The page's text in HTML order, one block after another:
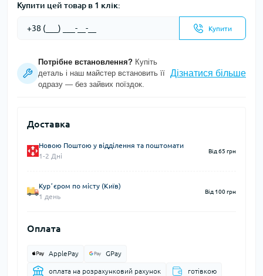
Купити цей товар в 1 клік:
Купити
Потрібне встановлення? Купіть
деталь і наш майстер встановить її
одразу — без зайвих поїздок.
Дізнатися більше
Доставка
Новою Поштою у відділення та поштомати
1-2 Дні
Від 65 грн
Курʼєром по місту (Київ)
1 день
Від 100 грн
Оплата
ApplePay GPay
оплата на розрахунковий рахунок готівкою